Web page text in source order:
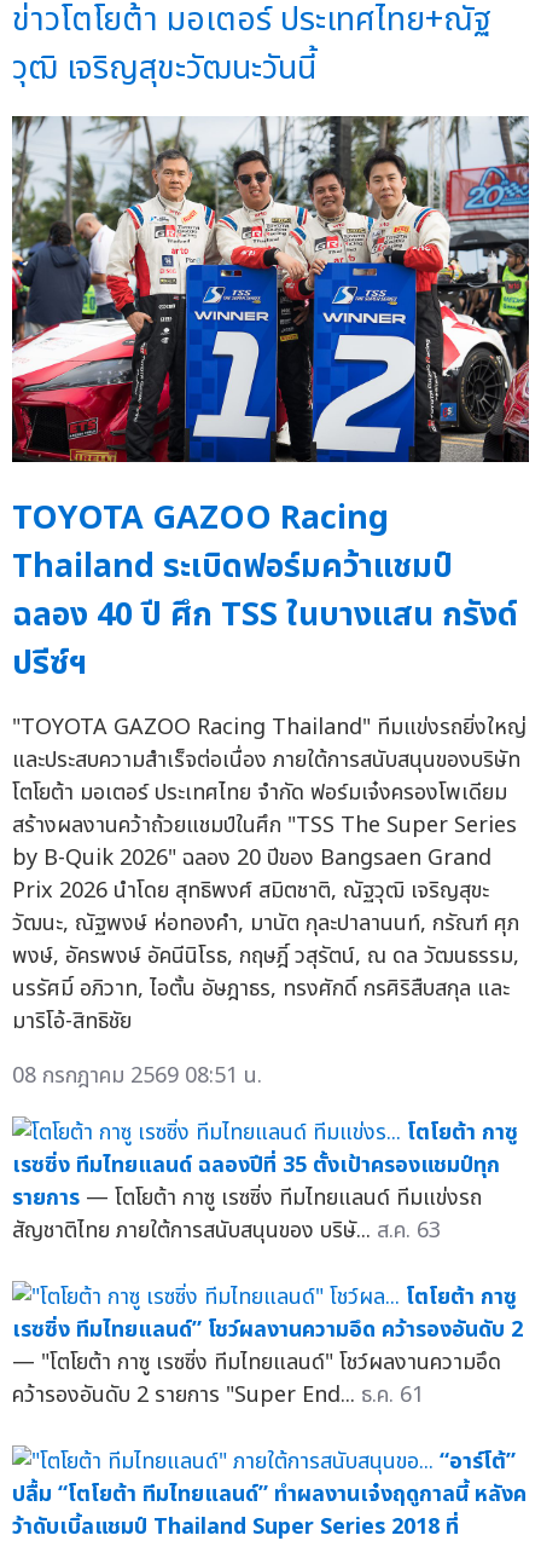
ข่าวโตโยต้า มอเตอร์ ประเทศไทย+ณัฐ
วุฒิ เจริญสุขะวัฒนะวันนี้
TOYOTA GAZOO Racing
Thailand ระเบิดฟอร์มคว้าแชมป์
ฉลอง 40 ปี ศึก TSS ในบางแสน กรังด์
ปรีซ์ฯ
"TOYOTA GAZOO Racing Thailand" ทีมแข่งรถยิ่งใหญ่
และประสบความสำเร็จต่อเนื่อง ภายใต้การสนับสนุนของบริษัท
โตโยต้า มอเตอร์ ประเทศไทย จำกัด ฟอร์มเจ๋งครองโพเดียม
สร้างผลงานคว้าถ้วยแชมป์ในศึก "TSS The Super Series
by B-Quik 2026" ฉลอง 20 ปีของ Bangsaen Grand
Prix 2026 นำโดย สุทธิพงศ์ สมิตชาติ, ณัฐวุฒิ เจริญสุขะ
วัฒนะ, ณัฐพงษ์ ห่อทองคำ, มานัต กุละปาลานนท์, กรัณฑ์ ศุภ
พงษ์, อัครพงษ์ อัคนีนิโรธ, กฤษฎิ์ วสุรัตน์, ณ ดล วัฒนธรรม,
นรรัศมิ์ อภิวาท, ไอตั้น อัษฎาธร, ทรงศักดิ์ กรศิริสืบสกุล และ
มาริโอ้-สิทธิชัย
08 กรกฎาคม 2569 08:51 น.
โตโยต้า กาซู
เรซซิ่ง ทีมไทยแลนด์ ฉลองปีที่ 35 ตั้งเป้าครองแชมป์ทุก
รายการ — โตโยต้า กาซู เรซซิ่ง ทีมไทยแลนด์ ทีมแข่งรถ
สัญชาติไทย ภายใต้การสนับสนุนของ บริษั... ส.ค. 63
โตโยต้า กาซู
เรซซิ่ง ทีมไทยแลนด์” โชว์ผลงานความอึด คว้ารองอันดับ 2
— "โตโยต้า กาซู เรซซิ่ง ทีมไทยแลนด์" โชว์ผลงานความอึด
คว้ารองอันดับ 2 รายการ "Super End... ธ.ค. 61
“อาร์โต้”
ปลื้ม “โตโยต้า ทีมไทยแลนด์” ทำผลงานเจ๋งฤดูกาลนี้ หลังค
ว้าดับเบิ้ลแชมป์ Thailand Super Series 2018 ที่